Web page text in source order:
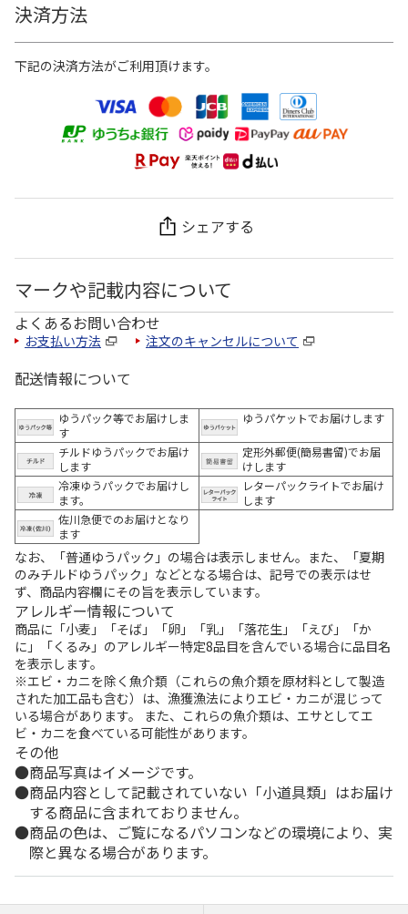
決済方法
下記の決済方法がご利用頂けます。
シェアする
マークや記載内容について
よくあるお問い合わせ
お支払い方法 注文のキャンセルについて
配送情報について
ゆうパック等でお届けしま
す
ゆうパケットでお届けします
チルドゆうパックでお届け
します
定形外郵便(簡易書留)でお届
けします
冷凍ゆうパックでお届けし
ます。
レターパックライトでお届け
します
佐川急便でのお届けとなり
ます
なお、「普通ゆうパック」の場合は表示しません。また、「夏期
のみチルドゆうパック」などとなる場合は、記号での表示はせ
ず、商品内容欄にその旨を表示しています。
アレルギー情報について
商品に「小麦」「そば」「卵」「乳」「落花生」「えび」「か
に」「くるみ」のアレルギー特定8品目を含んでいる場合に品目名
を表示します。
※エビ・カニを除く魚介類（これらの魚介類を原材料として製造
された加工品も含む）は、漁獲漁法によりエビ・カニが混じって
いる場合があります。 また、これらの魚介類は、エサとしてエ
ビ・カニを食べている可能性があります。
その他
商品写真はイメージです。
商品内容として記載されていない「小道具類」はお届け
する商品に含まれておりません。
商品の色は、ご覧になるパソコンなどの環境により、実
際と異なる場合があります。